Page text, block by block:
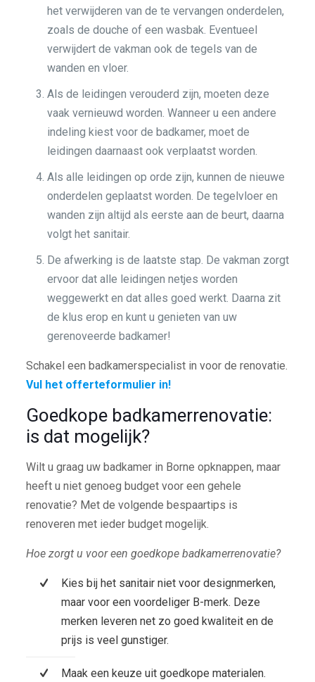
het verwijderen van de te vervangen onderdelen,
zoals de douche of een wasbak. Eventueel
verwijdert de vakman ook de tegels van de
wanden en vloer.
Als de leidingen verouderd zijn, moeten deze
vaak vernieuwd worden. Wanneer u een andere
indeling kiest voor de badkamer, moet de
leidingen daarnaast ook verplaatst worden.
Als alle leidingen op orde zijn, kunnen de nieuwe
onderdelen geplaatst worden. De tegelvloer en
wanden zijn altijd als eerste aan de beurt, daarna
volgt het sanitair.
De afwerking is de laatste stap. De vakman zorgt
ervoor dat alle leidingen netjes worden
weggewerkt en dat alles goed werkt. Daarna zit
de klus erop en kunt u genieten van uw
gerenoveerde badkamer!
Schakel een badkamerspecialist in voor de renovatie.
Vul het offerteformulier in!
Goedkope badkamerrenovatie:
is dat mogelijk?
Wilt u graag uw badkamer in Borne opknappen, maar
heeft u niet genoeg budget voor een gehele
renovatie? Met de volgende bespaartips is
renoveren met ieder budget mogelijk.
Hoe zorgt u voor een goedkope badkamerrenovatie?
Kies bij het sanitair niet voor designmerken,
maar voor een voordeliger B-merk. Deze
merken leveren net zo goed kwaliteit en de
prijs is veel gunstiger.
Maak een keuze uit goedkope materialen.